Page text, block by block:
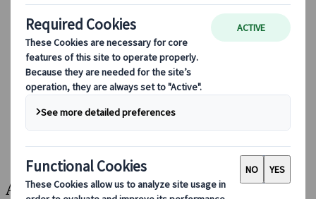
Saisonale Reisetipps
Highlights des Reiseziels
Kulturelle Einblicke
Kulinarische Erlebnisse
Entdecke Japan mit dem Zug
Häufig gestellte Fragen
Wichtige Informationen
Etikette in Japan
Autofahren in Japan
Bei uns buchen
Japan Rail Pass
Unterkunft
Online-Beratung
Akita